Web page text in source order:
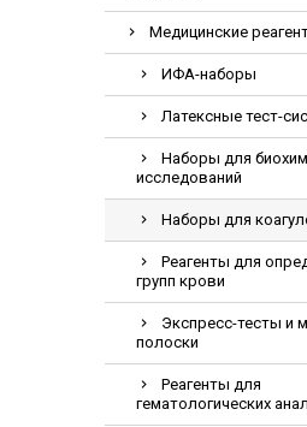
Медицинские
ИФА-наборы
Латексные тест-
Наборы для
исследований
Наборы для
Реагенты для
групп крови
Экспресс-тесты и
полоски
Реагенты для
гематологических